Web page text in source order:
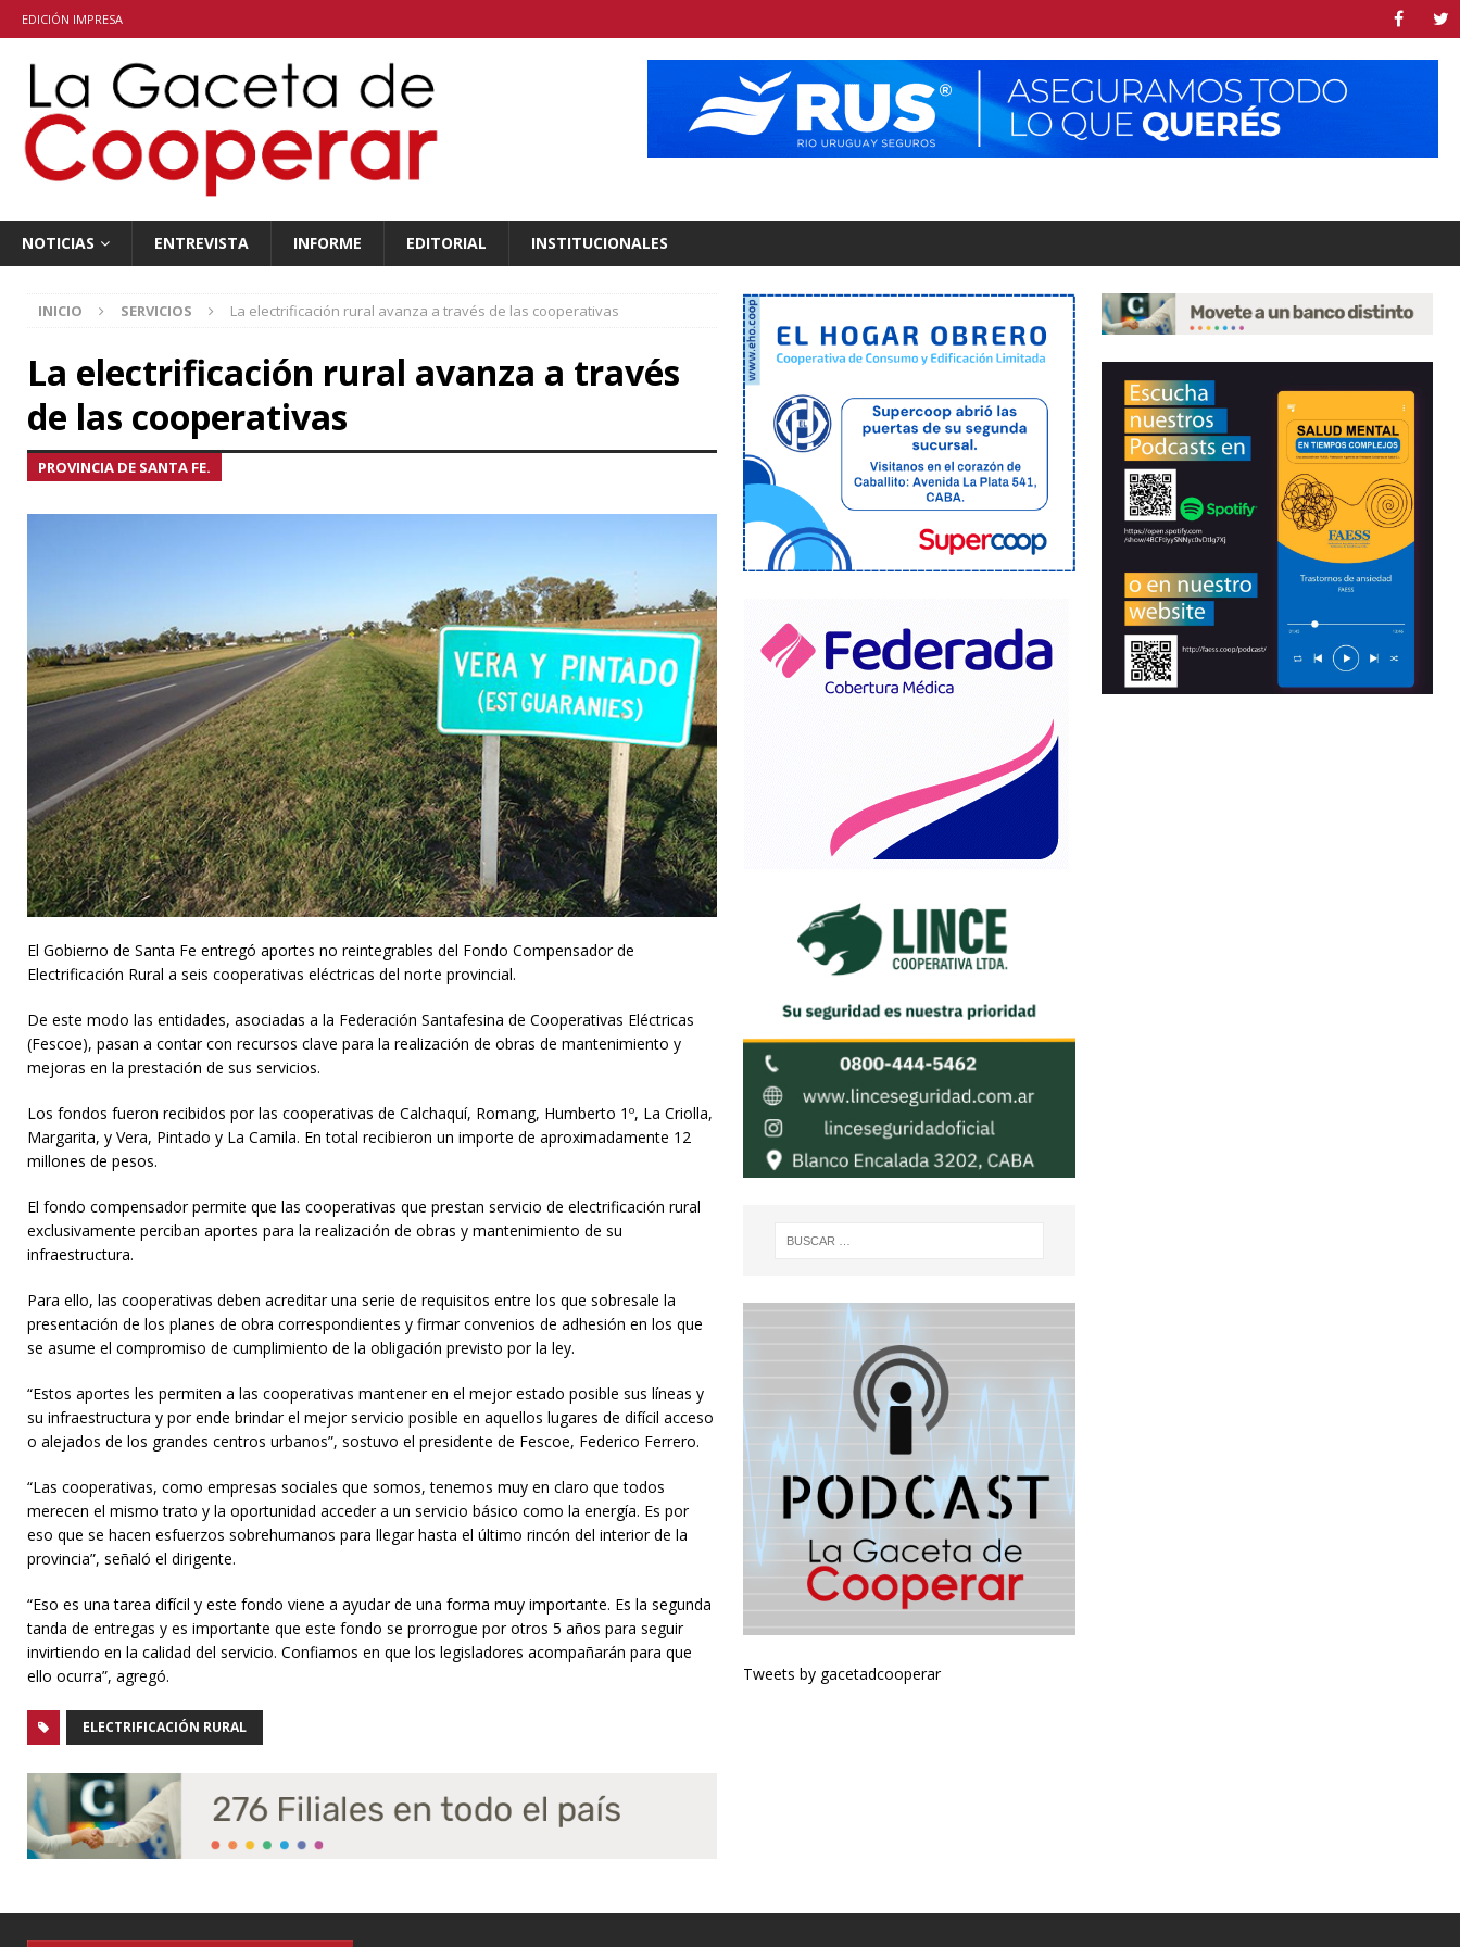
EDICIÓN IMPRESA
NOTICIAS ENTREVISTA INFORME EDITORIAL INSTITUCIONALES
INICIO SERVICIOS La electrificación rural avanza a través de las cooperativas
La electrificación rural avanza a través
de las cooperativas
PROVINCIA DE SANTA FE.
El Gobierno de Santa Fe entregó aportes no reintegrables del Fondo Compensador de
Electrificación Rural a seis cooperativas eléctricas del norte provincial.
De este modo las entidades, asociadas a la Federación Santafesina de Cooperativas Eléctricas
(Fescoe), pasan a contar con recursos clave para la realización de obras de mantenimiento y
mejoras en la prestación de sus servicios.
Los fondos fueron recibidos por las cooperativas de Calchaquí, Romang, Humberto 1º, La Criolla,
Margarita, y Vera, Pintado y La Camila. En total recibieron un importe de aproximadamente 12
millones de pesos.
El fondo compensador permite que las cooperativas que prestan servicio de electrificación rural
exclusivamente perciban aportes para la realización de obras y mantenimiento de su
infraestructura.
Para ello, las cooperativas deben acreditar una serie de requisitos entre los que sobresale la
presentación de los planes de obra correspondientes y firmar convenios de adhesión en los que
se asume el compromiso de cumplimiento de la obligación previsto por la ley.
“Estos aportes les permiten a las cooperativas mantener en el mejor estado posible sus líneas y
su infraestructura y por ende brindar el mejor servicio posible en aquellos lugares de difícil acceso
o alejados de los grandes centros urbanos”, sostuvo el presidente de Fescoe, Federico Ferrero.
“Las cooperativas, como empresas sociales que somos, tenemos muy en claro que todos
merecen el mismo trato y la oportunidad acceder a un servicio básico como la energía. Es por
eso que se hacen esfuerzos sobrehumanos para llegar hasta el último rincón del interior de la
provincia”, señaló el dirigente.
“Eso es una tarea difícil y este fondo viene a ayudar de una forma muy importante. Es la segunda
tanda de entregas y es importante que este fondo se prorrogue por otros 5 años para seguir
invirtiendo en la calidad del servicio. Confiamos en que los legisladores acompañarán para que
ello ocurra”, agregó.
ELECTRIFICACIÓN RURAL
Tweets by gacetadcooperar